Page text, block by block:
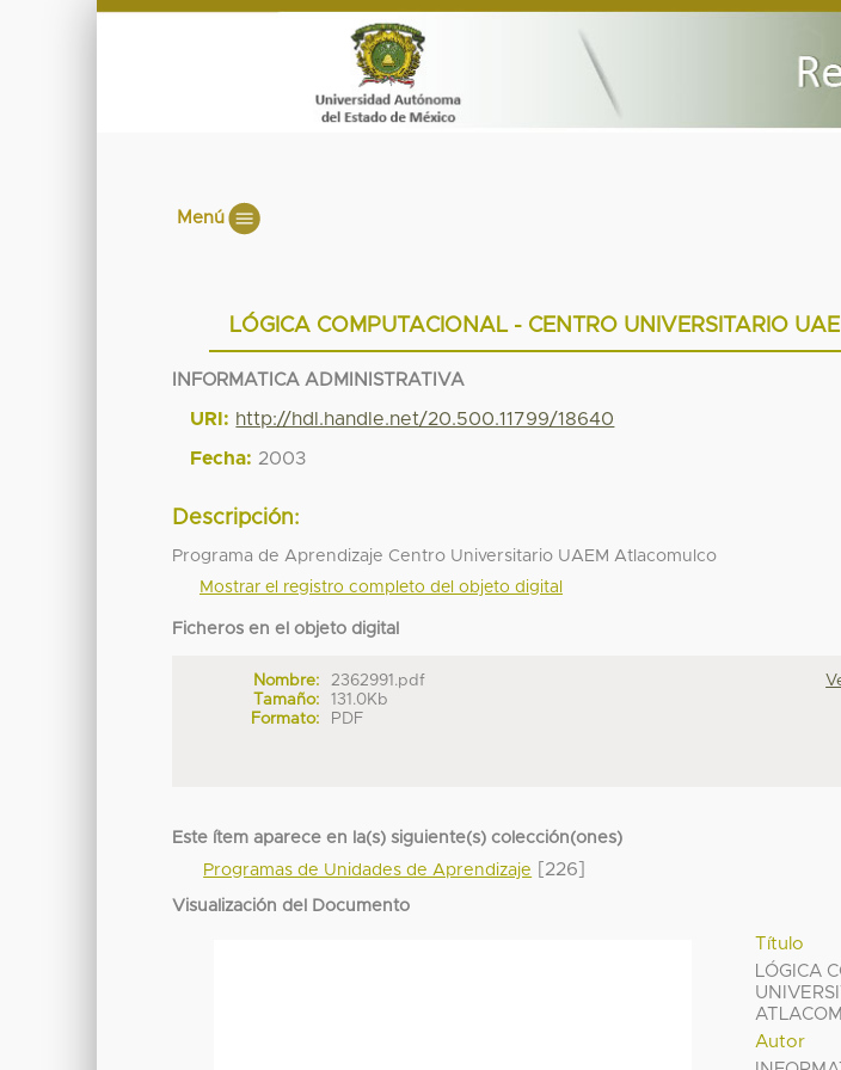
Menú
LÓGICA COMPUTACIONAL - CENTRO UNIVERSITARIO
INFORMATICA ADMINISTRATIVA
URI: http://hdl.handle.net/20.500.11799/18640
Fecha: 2003
Descripción:
Programa de Aprendizaje Centro Universitario UAEM Atlacomulco
Mostrar el registro completo del objeto digital
Ficheros en el objeto digital
Nombre:
2362991.pdf
Tamaño:
131.0Kb
Formato:
PDF
Este ítem aparece en la(s) siguiente(s) colección(ones)
Programas de Unidades de Aprendizaje
[226]
Visualización del Documento
Título
LÓGICA
Autor